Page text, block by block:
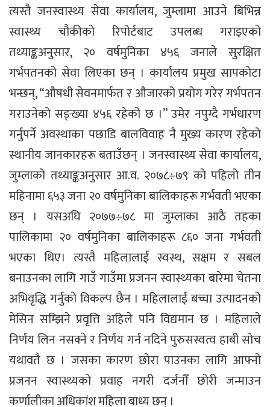
त्यस्तै जनस्वास्थ्य सेवा कार्यालय, जुम्लामा आउने बिभिन्न
स्वास्थ्य चौकीको रिपोर्टबाट उपलब्ध गराइएको
तथ्याङ्कअनुसार, २० वर्षमुनिका ४५६ जनाले सुरक्षित
गर्भपतनको सेवा लिएका छन् । कार्यालय प्रमुख सापकोटा
भन्छन्, “औषधी सेवनमार्फत र औजारको प्रयोग गरेर गर्भपतन
गराउनेको सङ्ख्या ४५६ रहेको छ ।” उमेर नपुग्दै गर्भधारण
गर्नुपर्ने अवस्थाका पछाडि बालविवाह नै मुख्य कारण रहेको
स्थानीय जानकारहरू बताउँछन् । जनस्वास्थ्य सेवा कार्यालय,
जुम्लाको तथ्याङ्कअनुसार आ.व. २०७८÷७९ को पहिलो तीन
महिनामा ६५३ जना २० वर्षमुनिका बालिकाहरू गर्भवती भएका
छन् । यसअघि २०७७÷७८ मा जुम्लाका आठै तहका
पालिकामा २० वर्षमुनिका बालिकाहरू ८६० जना गर्भवती
भएका थिए। त्यस्तै महिलालाई स्वस्थ, सक्षम र सबल
बनाउनका लागि गाउँ गाउँमा प्रजनन स्वास्थ्यका बारेमा चेतना
अभिवृद्धि गर्नुको विकल्प छैन । महिलालाई बच्चा उत्पादनको
मेसिन सम्झिने प्रवृत्ति अहिले पनि विद्यमान छ । महिलाले
निर्णय लिन नसक्ने र निर्णय गर्न नदिने पुरुसस्वत्व हाबी सोच
यथावतै छ । जसका कारण छोरा पाउनका लागि आफ्नो
प्रजनन स्वास्थ्यको प्रवाह नगरी दर्जनौँ छोरी जन्माउन
कर्णालीका अधिकांश महिला बाध्य छन् ।